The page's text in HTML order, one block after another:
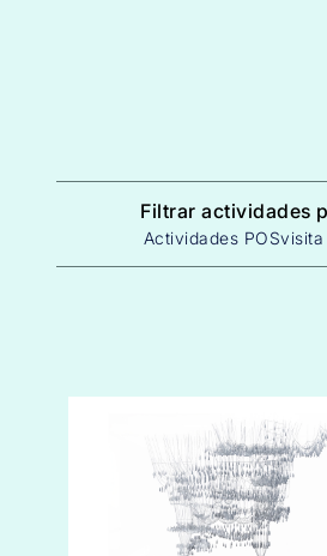
Filtrar actividades
Actividades POSvisita